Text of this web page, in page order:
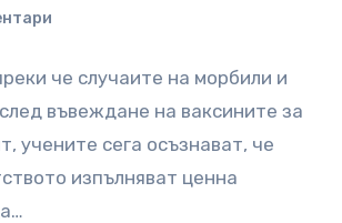
че случаите на морбили и
въвеждане на ваксините за
учените сега осъзнават, че
изпълняват ценна